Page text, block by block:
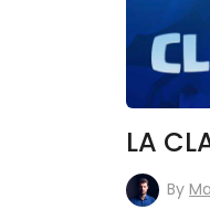
LA
By